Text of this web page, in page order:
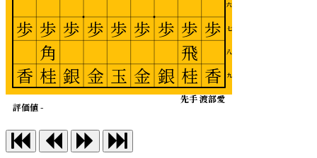
六
七
八
九
先手 渡部愛
評価値 -
歩
香
歩
飛
桂
歩
銀
歩
金
歩
玉
歩
金
歩
銀
歩
角
桂
歩
香